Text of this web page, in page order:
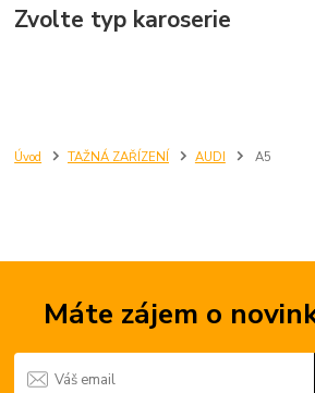
Úvod TAŽNÁ ZAŘÍZENÍ AUDI A5
Zvolte typ karoserie
Máte zájem o